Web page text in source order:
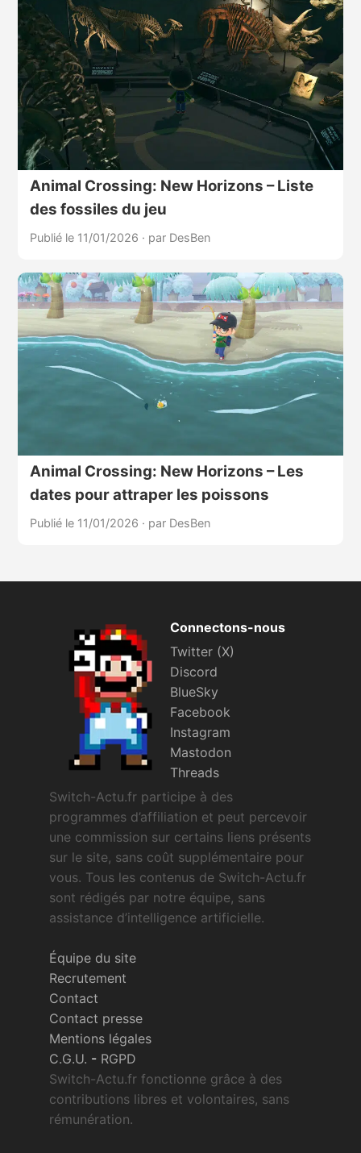
Animal Crossing: New Horizons – Liste
des fossiles du jeu
Publié le 11/01/2026 · par DesBen
Animal Crossing: New Horizons – Les
dates pour attraper les poissons
Publié le 11/01/2026 · par DesBen
Connectons-nous
Twitter (X)
Discord
BlueSky
Facebook
Instagram
Mastodon
Threads
Switch-Actu.fr participe à des
programmes d’affiliation et peut percevoir
une commission sur certains liens présents
sur le site, sans coût supplémentaire pour
vous. Tous les contenus de Switch-Actu.fr
sont rédigés par notre équipe, sans
assistance d’intelligence artificielle.
Équipe du site
Recrutement
Contact
Contact presse
Mentions légales
C.G.U. - RGPD
Switch-Actu.fr fonctionne grâce à des
contributions libres et volontaires, sans
rémunération.